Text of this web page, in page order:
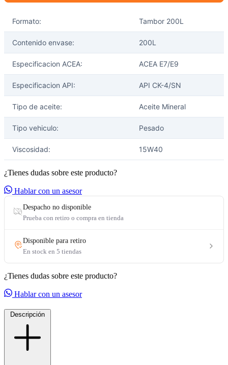
Formato: Tambor 200L
Contenido envase: 200L
Especificacion ACEA: ACEA E7/E9
Especificacion API: API CK-4/SN
Tipo de aceite: Aceite Mineral
Tipo vehiculo: Pesado
Viscosidad: 15W40
¿Tienes dudas sobre este producto?
Hablar con un asesor
¿Tienes dudas sobre este producto?
Hablar con un asesor
Descripción